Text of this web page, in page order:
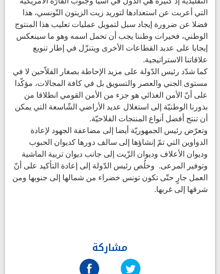
التي أعربت عن استعدادها لتوريد زيت الزيتون التّونسي، هذا
فضلا عن ضرورة إيجاد سبل لتمويل عمليات تعليب هذا المنتوج
الوطني، فخيرات وطننا يجب أن تحمل اسمه وهو ما سينعكس
إيجابا على عديد القطاعات الأخرى ويتنزّل في إطار تنويع
علاقاتنا الاستراتيجية.
كما شدّد رئيس الدّولة على مزيد الإحاطة بصغار الفلاّحين لا في
مستوى الجني والعصر والتسويق بل في كافة المجالات، مؤكّدا
على أنّ الأمن الغذائي هو جزء من الأمن القومي انطلاقا من
بذورنا الوطنيّة إلى استغلال عديد الأراضي الشّاسعة التي يمكن
أن تنتج أفضل أنواع المنتجات الفلاحيّة.
وتعرّض رئيس الجمهوريّة أيضا إلى مضاعفة الجهود لإعادة
الدواوين التي تمّ إنشاؤها إلى سالف دورها كديوان الحبوب
وديوان الأعلاف وديوان الزّيت إلى جانب ديوان تربية الماشية
وتوفير المرعى. وخلُص رئيس الدّولة إلى إعادة التأكيد على أنّ
العمل جارٍ حتّى تكون تونس خضراء من شمالها إلى جنوبها ومن
شرقها إلى غربها.
مشاركة